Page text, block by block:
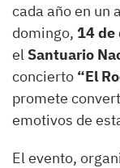
cada año en un
domingo, 14 de
el Santuario
concierto “El
promete
emotivos de
El evento,